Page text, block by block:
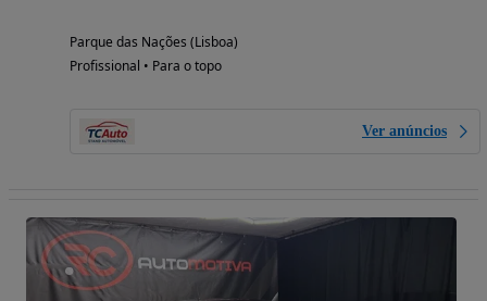
Parque das Nações (Lisboa)
Profissional • Para o topo
Ver anúncios